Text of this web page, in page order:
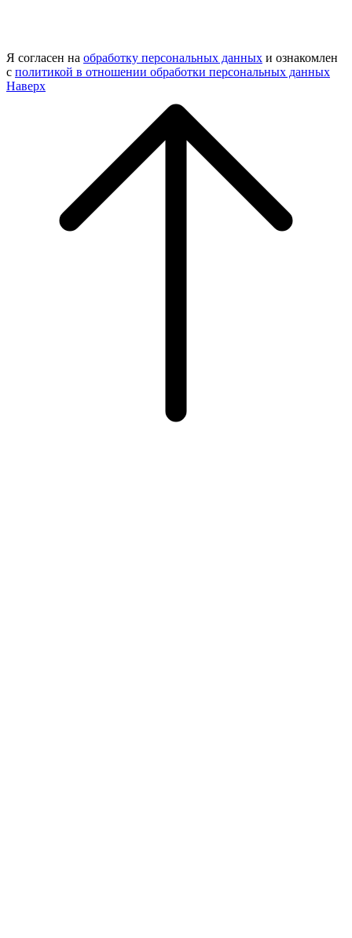
Я согласен на обработку персональных данных и ознакомлен
с политикой в отношении обработки персональных данных
Наверх